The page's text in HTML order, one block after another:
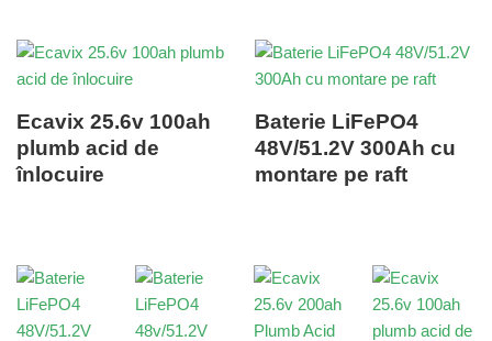
Ecavix 25.6v 100ah
plumb acid de
înlocuire
Baterie LiFePO4
48V/51.2V 300Ah cu
montare pe raft